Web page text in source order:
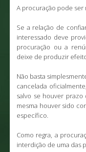
A procuração pode ser
Se a relação de
interessado deve
procuração ou a
deixe de produzir
Não basta
cancelada
salvo se houver
mesma houver sido
específico.
Como regra, a
interdição de uma das